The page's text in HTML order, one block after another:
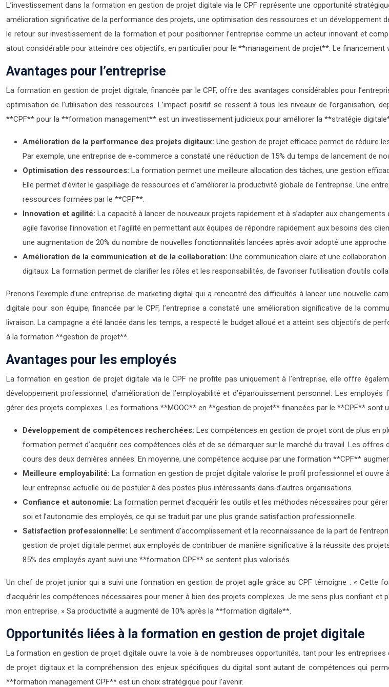
L’investissement dans la formation en gestion de projet digitale via le CPF représente une opportunité
amélioration significative de la performance des projets, une optimisation des ressources et un développement
le retour sur investissement de la formation et pour positionner l’entreprise comme un acteur innovant et
atout considérable pour atteindre ces objectifs, en particulier pour le **management de projet**. Le
Avantages pour l’entreprise
La formation en gestion de projet digitale, financée par le CPF, offre des avantages considérables pour
optimisation de l’utilisation des ressources. L’impact positif se ressent à tous les niveaux de l’organisation,
**CPF** pour la **formation management** est un investissement judicieux pour améliorer la **stratégie
Amélioration de la performance des projets digitaux: Une gestion de projet efficace permet de réduire
Par exemple, une entreprise de e-commerce a constaté une réduction de 15% du temps de lancement de
Optimisation des ressources: La formation permet une meilleure allocation des tâches, une gestion
Elle permet d’éviter le gaspillage de ressources et d’améliorer la productivité globale de l’entreprise. Une
ressources formées par le **CPF**.
Innovation et agilité: La capacité à lancer de nouveaux projets rapidement et à s’adapter aux
agile favorise l’innovation et l’agilité en permettant aux équipes de répondre rapidement aux besoins des
une augmentation de 20% du nombre de nouvelles fonctionnalités lancées après avoir adopté une
Amélioration de la communication et de la collaboration: Une communication claire et une
digitaux. La formation permet de clarifier les rôles et les responsabilités, de favoriser l’utilisation d’outils
Prenons l’exemple d’une entreprise de marketing digital qui a rencontré des difficultés à lancer une nouvelle
digitale pour son équipe, financée par le CPF, l’entreprise a constaté une amélioration significative de la
livraison. La campagne a été lancée dans les temps, a respecté le budget alloué et a atteint ses objectifs de
à la formation **gestion de projet**.
Avantages pour les employés
La formation en gestion de projet digitale via le CPF ne profite pas uniquement à l’entreprise, elle offre
développement professionnel, d’amélioration de l’employabilité et d’épanouissement personnel. Les
gérer des projets complexes. Les formations **MOOC** en **gestion de projet** financées par le **CPF** sont
Développement de compétences recherchées: Les compétences en gestion de projet sont de plus en
formation permet d’acquérir ces compétences clés et de se démarquer sur le marché du travail. Les
cours des deux dernières années. En moyenne, une compétence acquise par une formation **CPF**
Meilleure employabilité: La formation en gestion de projet digitale valorise le profil professionnel et
leur entreprise actuelle ou de postuler à des postes plus intéressants dans d’autres organisations.
Confiance et autonomie: La formation permet d’acquérir les outils et les méthodes nécessaires pour
soi et l’autonomie des employés, ce qui se traduit par une plus grande satisfaction professionnelle.
Satisfaction professionnelle: Le sentiment d’accomplissement et la reconnaissance de la part de
gestion de projet digitale permet aux employés de contribuer de manière significative à la réussite des
85% des employés ayant suivi une **formation CPF** se sentent plus valorisés.
Un chef de projet junior qui a suivi une formation en gestion de projet agile grâce au CPF témoigne : « Cette
d’acquérir les compétences nécessaires pour mener à bien des projets complexes. Je me sens plus confiant et
mon entreprise. » Sa productivité a augmenté de 10% après la **formation digitale**.
Opportunités liées à la formation en gestion de projet digitale
La formation en gestion de projet digitale ouvre la voie à de nombreuses opportunités, tant pour les
de projet digitaux et la compréhension des enjeux spécifiques du digital sont autant de compétences qui
**formation management CPF** est un choix stratégique pour l’avenir.